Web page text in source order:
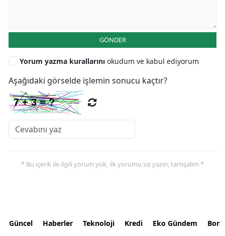
GÖNDER
Yorum yazma kurallarını okudum ve kabul ediyorum
Aşağıdaki görselde işlemin sonucu kaçtır?
* Bu içerik ile ilgili yorum yok, ilk yorumu siz yazın, tartışalım *
Güncel Haberler Teknoloji Kredi Eko Gündem